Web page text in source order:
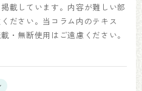
載しています。内容が難しい部
ださい。当コラム内のテキス
・無断使用はご遠慮ください。